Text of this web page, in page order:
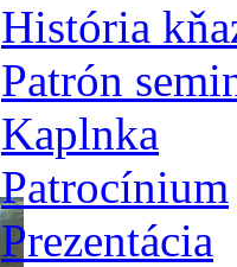
História
Patrón
Kaplnka
Patrocínium
Prezentácia